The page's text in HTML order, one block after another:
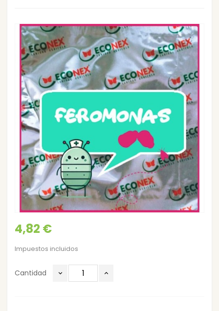
4,82 €
Impuestos incluidos
Cantidad